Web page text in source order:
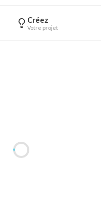
Créez
Votre projet